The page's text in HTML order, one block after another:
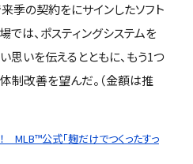
季の契約をにサインしたソフト
は、ポスティングシステムを
いを伝えるとともに、もう1つ
制改善を望んだ。（金額は推
MLB™公式「麹だけでつくったすっ